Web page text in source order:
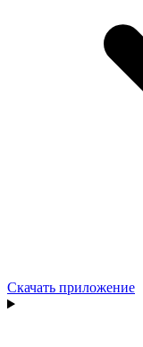
Скачать приложение